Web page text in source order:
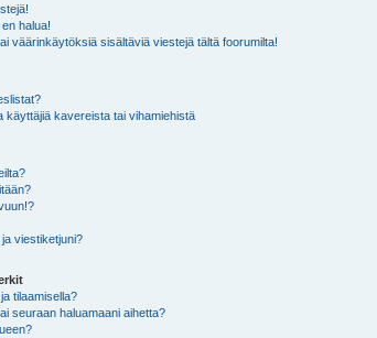
halua!
väärinkäytöksiä sisältäviä viestejä tältä foorumilta!
käyttäjiä kavereista tai vihamiehistä
viestiketjuni?
tilaamisella?
seuraan haluamaani aihetta?